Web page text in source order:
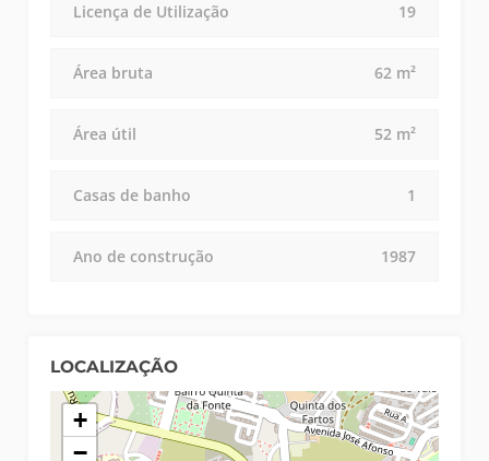
Licença de Utilização 19
Área bruta 62 m²
Área útil 52 m²
Casas de banho 1
Ano de construção 1987
LOCALIZAÇÃO
+
−